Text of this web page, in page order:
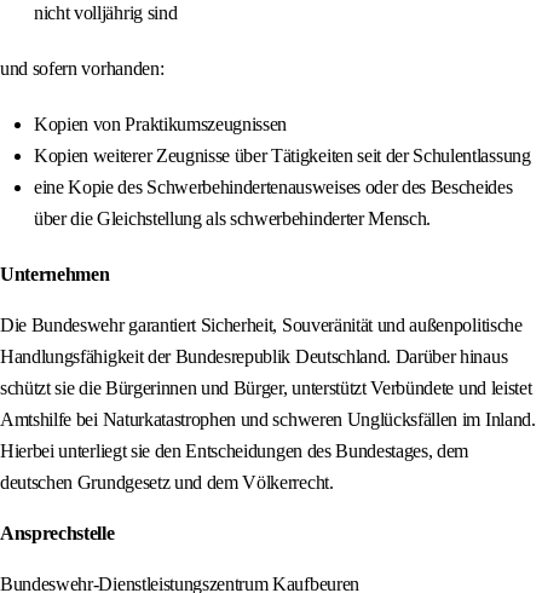
nicht volljährig sind
und sofern vorhanden:
Kopien von Praktikumszeugnissen
Kopien weiterer Zeugnisse über Tätigkeiten seit der Schulentlassung
eine Kopie des Schwerbehindertenausweises oder des Bescheides
über die Gleichstellung als schwerbehinderter Mensch.
Unternehmen
Die Bundeswehr garantiert Sicherheit, Souveränität und außenpolitische
Handlungsfähigkeit der Bundesrepublik Deutschland. Darüber hinaus
schützt sie die Bürgerinnen und Bürger, unterstützt Verbündete und leistet
Amtshilfe bei Naturkatastrophen und schweren Unglücksfällen im Inland.
Hierbei unterliegt sie den Entscheidungen des Bundestages, dem
deutschen Grundgesetz und dem Völkerrecht.
Ansprechstelle
Bundeswehr-Dienstleistungszentrum Kaufbeuren